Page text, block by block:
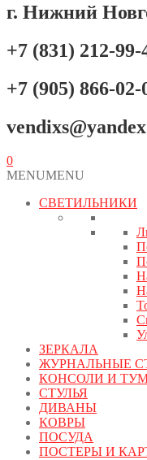
г. Нижний
+7 (831) 212-99-
+7 (905) 866-02-
0
MENUMENU
СВЕТИЛЬНИКИ
ЗЕРКАЛА
ЖУРНАЛЬНЫЕ
КОНСОЛИ И
СТУЛЬЯ
ДИВАНЫ
КОВРЫ
ПОСУДА
ПОСТЕРЫ И